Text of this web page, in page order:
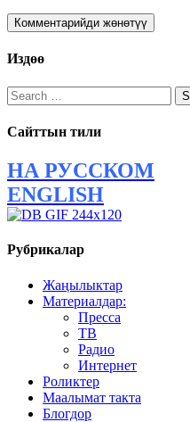
Издөө
Search
for:
Сайттын тили
НА РУССКОМ
ENGLISH
Рубрикалар
Жаңылыктар
Материалдар:
Пресса
ТВ
Радио
Интернет
Роликтер
Маалымат такта
Блогдор